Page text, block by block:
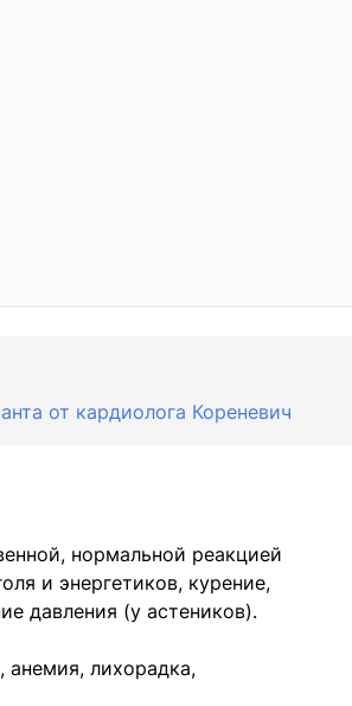
от кардиолога Кореневич
нормальной реакцией
и энергетиков, курение,
давления (у астеников).
анемия, лихорадка,